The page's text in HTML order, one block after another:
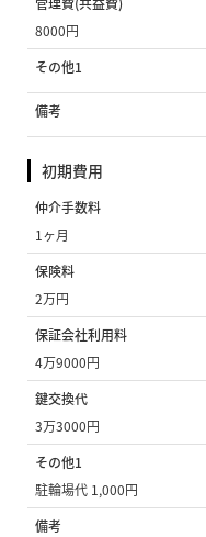
8000円
その他1
備考
初期費用
仲介手数料
1ヶ月
保険料
2万円
保証会社利用料
4万9000円
鍵交換代
3万3000円
その他1
駐輪場代 1,000円
備考